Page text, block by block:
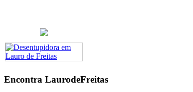
Encontra LaurodeFreitas